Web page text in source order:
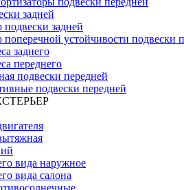
задней
подвески задней
поперечной устойчивости подвески
заднего
переднего
подвески передней
подвески передней
вида наружное
вида салона